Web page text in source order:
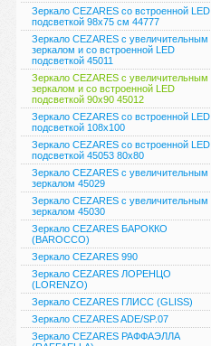
Зеркало CEZARES со встроенной LED
подсветкой 98х75 см 44777
Зеркало CEZARES с увеличительным
зеркалом и со встроенной LED
подсветкой 45011
Зеркало CEZARES с увеличительным
зеркалом и со встроенной LED
подсветкой 90х90 45012
Зеркало CEZARES со встроенной LED
подсветкой 108x100
Зеркало CEZARES со встроенной LED
подсветкой 45053 80x80
Зеркало CEZARES с увеличительным
зеркалом 45029
Зеркало CEZARES с увеличительным
зеркалом 45030
Зеркало CEZARES БАРОККО
(BAROCCO)
Зеркало CEZARES 990
Зеркало CEZARES ЛОРЕНЦО
(LORENZO)
Зеркало CEZARES ГЛИСС (GLISS)
Зеркало CEZARES ADE/SP.07
Зеркало CEZARES РАФФАЭЛЛА